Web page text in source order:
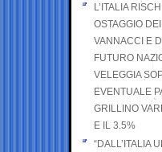
L’ITALIA
OSTAGGIO
VANNACCI E
FUTURO
VELEGGIA
EVENTUALE
GRILLINO
E IL 3.5%
“DALL’ITALIA